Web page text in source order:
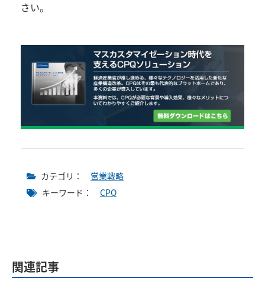
さい。
カテゴリ：
営業戦略
キーワード：
CPQ
関連記事